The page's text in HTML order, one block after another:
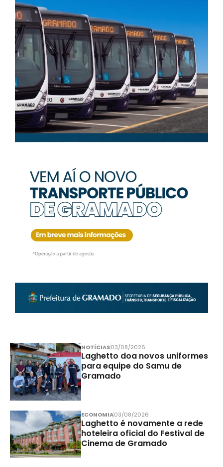
NOTÍCIAS03/08/2026
Laghetto doa novos uniformes
para equipe do Samu de
Gramado
ECONOMIA03/08/2026
Laghetto é novamente a rede
hoteleira oficial do Festival de
Cinema de Gramado